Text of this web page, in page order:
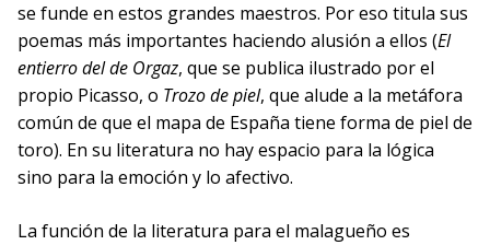
se funde en estos grandes maestros. Por eso titula sus
poemas más importantes haciendo alusión a ellos (El
entierro del de Orgaz, que se publica ilustrado por el
propio Picasso, o Trozo de piel, que alude a la metáfora
común de que el mapa de España tiene forma de piel de
toro). En su literatura no hay espacio para la lógica
sino para la emoción y lo afectivo.
La función de la literatura para el malagueño es